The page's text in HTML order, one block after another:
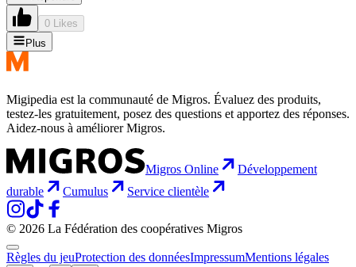
0 Likes
Plus
Migipedia est la communauté de Migros. Évaluez des produits,
testez-les gratuitement, posez des questions et apportez des réponses.
Aidez-nous à améliorer Migros.
Migros Online
Développement
durable
Cumulus Service clientèle
© 2026 La Fédération des coopératives Migros
Règles du jeuProtection des donnéesImpressumMentions légales